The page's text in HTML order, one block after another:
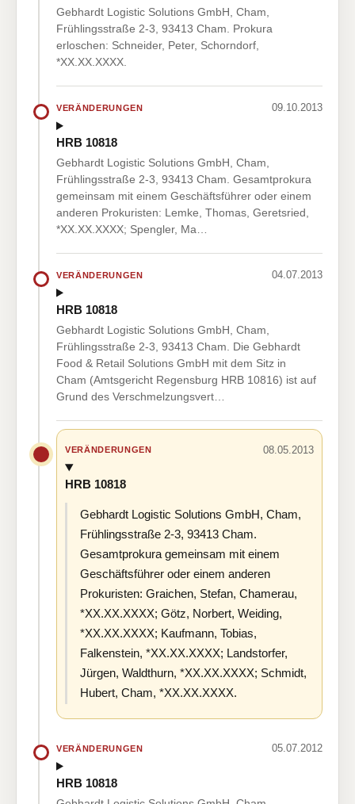
Gebhardt Logistic Solutions GmbH, Cham,
Frühlingsstraße 2-3, 93413 Cham. Prokura
erloschen: Schneider, Peter, Schorndorf,
*XX.XX.XXXX.
VERÄNDERUNGEN 09.10.2013
HRB 10818
Gebhardt Logistic Solutions GmbH, Cham,
Frühlingsstraße 2-3, 93413 Cham. Gesamtprokura
gemeinsam mit einem Geschäftsführer oder einem
anderen Prokuristen: Lemke, Thomas, Geretsried,
*XX.XX.XXXX; Spengler, Ma…
VERÄNDERUNGEN 04.07.2013
HRB 10818
Gebhardt Logistic Solutions GmbH, Cham,
Frühlingsstraße 2-3, 93413 Cham. Die Gebhardt
Food & Retail Solutions GmbH mit dem Sitz in
Cham (Amtsgericht Regensburg HRB 10816) ist auf
Grund des Verschmelzungsvert…
VERÄNDERUNGEN 08.05.2013
HRB 10818
Gebhardt Logistic Solutions GmbH, Cham,
Frühlingsstraße 2-3, 93413 Cham.
Gesamtprokura gemeinsam mit einem
Geschäftsführer oder einem anderen
Prokuristen: Graichen, Stefan, Chamerau,
*XX.XX.XXXX; Götz, Norbert, Weiding,
*XX.XX.XXXX; Kaufmann, Tobias,
Falkenstein, *XX.XX.XXXX; Landstorfer,
Jürgen, Waldthurn, *XX.XX.XXXX; Schmidt,
Hubert, Cham, *XX.XX.XXXX.
VERÄNDERUNGEN 05.07.2012
HRB 10818